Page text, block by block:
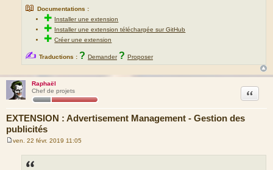
📖 Documentations :
✚ Installer une extension
✚ Installer une extension téléchargée sur GitHub
✚Créer une extension
✍ Traductions : ? Demander ? Proposer
Raphaël
Chef de projets
EXTENSION : Advertisement Management - Gestion des
publicités
Citation
ven. 22 févr. 2019 11:05